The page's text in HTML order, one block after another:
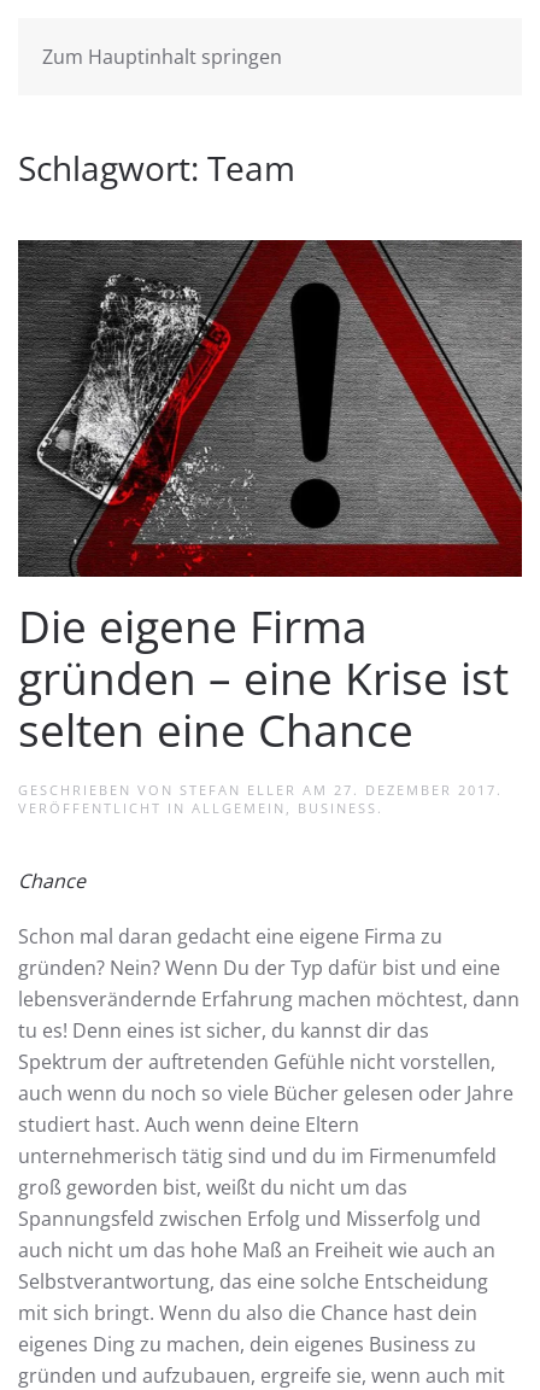
Zum Hauptinhalt springen
Schlagwort: Team
Die eigene Firma
gründen – eine Krise ist
selten eine Chance
GESCHRIEBEN VON STEFAN ELLER AM 27. DEZEMBER 2017
VERÖFFENTLICHT IN ALLGEMEIN BUSINESS
Chance
Schon mal daran gedacht eine eigene Firma zu
gründen? Nein? Wenn Du der Typ dafür bist und eine
lebensverändernde Erfahrung machen möchtest, dann
tu es! Denn eines ist sicher, du kannst dir das
Spektrum der auftretenden Gefühle nicht vorstellen,
auch wenn du noch so viele Bücher gelesen oder Jahre
studiert hast. Auch wenn deine Eltern
unternehmerisch tätig sind und du im Firmenumfeld
groß geworden bist, weißt du nicht um das
Spannungsfeld zwischen Erfolg und Misserfolg und
auch nicht um das hohe Maß an Freiheit wie auch an
Selbstverantwortung, das eine solche Entscheidung
mit sich bringt. Wenn du also die Chance hast dein
eigenes Ding zu machen, dein eigenes Business zu
gründen und aufzubauen, ergreife sie, wenn auch mit